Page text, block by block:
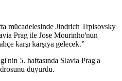
mücadelesinde Jindrich Trpisovsky
Prag ile Jose Mourinho'nun
karşı karşıya gelecek.”
5. haftasında Slavia Prag'a
duyurdu.